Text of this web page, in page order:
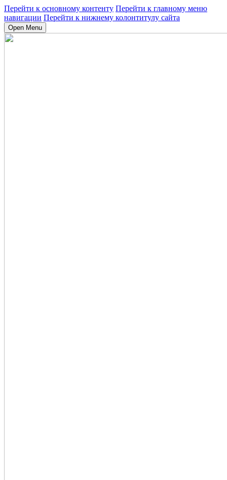
Перейти к основному контенту Перейти к главному меню
навигации Перейти к нижнему колонтитулу сайта
Open Menu